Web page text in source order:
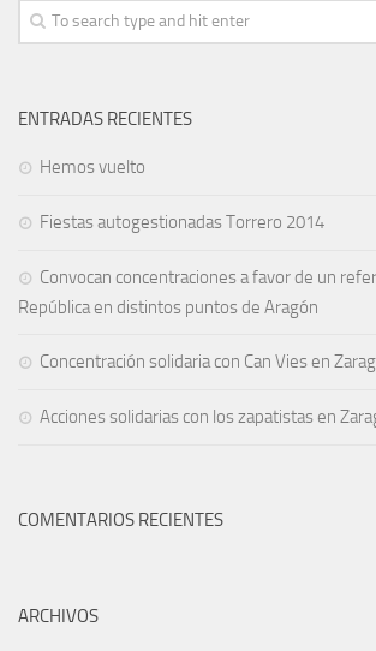
ENTRADAS RECIENTES
Hemos vuelto
Fiestas autogestionadas Torrero 2014
Convocan concentraciones a favor de un
República en distintos puntos de Aragón
Concentración solidaria con Can Vies en
Acciones solidarias con los zapatistas en
COMENTARIOS RECIENTES
ARCHIVOS